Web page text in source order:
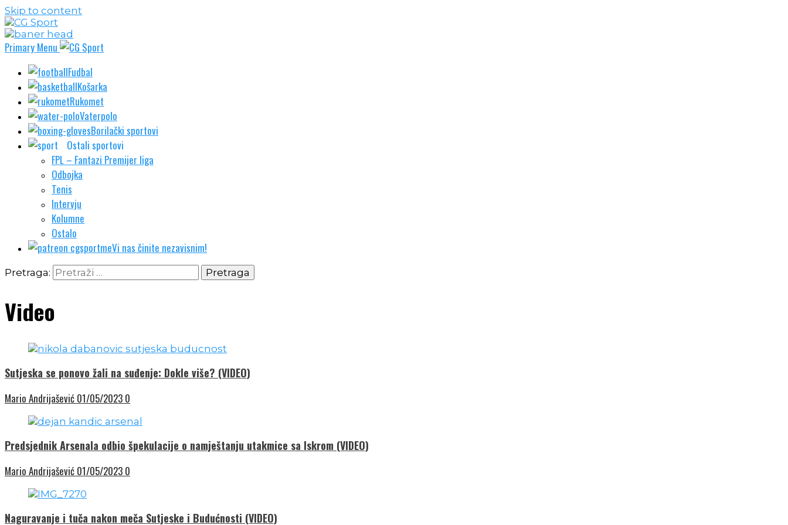
Skip to content
Primary Menu
Fudbal
Košarka
Rukomet
Vaterpolo
Borilački sportovi
Ostali sportovi
FPL – Fantazi Premijer liga
Odbojka
Tenis
Intervju
Kolumne
Ostalo
Vi nas činite nezavisnim!
Pretraga:
Video
Sutjeska se ponovo žali na suđenje: Dokle više? (VIDEO)
Mario Andrijašević 01/05/2023 0
Predsjednik Arsenala odbio špekulacije o namještanju utakmice sa Iskrom (VIDEO)
Mario Andrijašević 01/05/2023 0
Naguravanje i tuča nakon meča Sutjeske i Budućnosti (VIDEO)